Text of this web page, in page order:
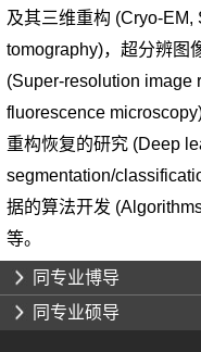
及其三维重构 (Cryo-
tomography)，超分辨图
(Super-resolution image
fluorescence
重构恢复的研究 (Deep
segmentation/
据的算法开发
等。
同专业博导
同专业硕导